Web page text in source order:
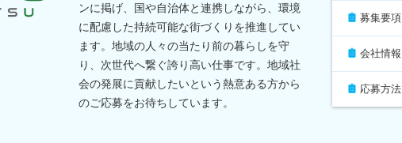
ンに掲げ、国や自治体と連携しながら、環境
に配慮した持続可能な街づくりを推進してい
ます。地域の人々の当たり前の暮らしを守
り、次世代へ繋ぐ誇り高い仕事です。地域社
会の発展に貢献したいという熱意ある方から
のご応募をお待ちしています。
募集要項
会社情報
応募方法